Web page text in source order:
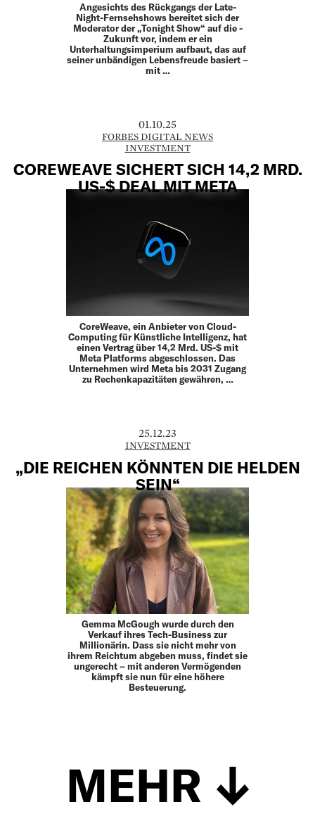
Angesichts des Rückgangs der Late-
Night-Fernsehshows bereitet sich der
Moderator der „Tonight Show“ auf die ­
Zukunft vor, indem er ein
Unterhaltungsimperium aufbaut, das auf
seiner unbändigen Lebensfreude basiert –
mit …
01.10.25
FORBES DIGITAL NEWS
INVESTMENT
COREWEAVE SICHERT SICH 14,2 MRD.
US-$ DEAL MIT META
CoreWeave, ein Anbieter von Cloud-
Computing für Künstliche Intelligenz, hat
einen Vertrag über 14,2 Mrd. US-$ mit
Meta Platforms abgeschlossen. Das
Unternehmen wird Meta bis 2031 Zugang
zu Rechenkapazitäten gewähren, …
25.12.23
INVESTMENT
„DIE REICHEN KÖNNTEN DIE HELDEN
SEIN“
Gemma McGough wurde durch den
Verkauf ihres Tech-Business zur
Millionärin. Dass sie nicht mehr von
ihrem Reichtum abgeben muss, findet sie
ungerecht – mit anderen Vermögenden
kämpft sie nun für eine höhere
Besteuerung.
MEHR